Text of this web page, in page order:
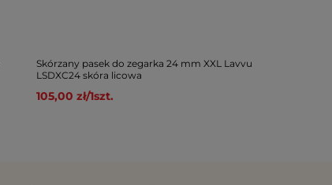
Skórzany pasek do zegarka 24 mm XXL Lavvu
LSDXC24 skóra licowa
105,00 zł/1szt.